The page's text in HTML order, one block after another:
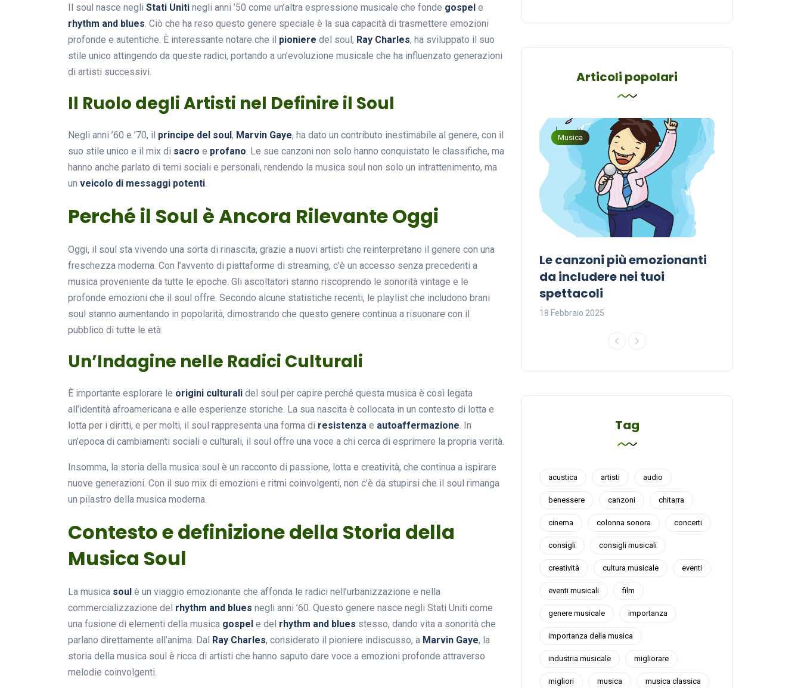
Il soul nasce negli Stati Uniti negli anni ’50 come un’altra espressione musicale che fonde gospel e
rhythm and blues. Ciò che ha reso questo genere speciale è la sua capacità di trasmettere emozioni
profonde e autentiche. È interessante notare che il pioniere del soul, Ray Charles, ha sviluppato il suo
stile unico attingendo da queste radici, portando a un’evoluzione musicale che ha influenzato generazioni
di artisti successivi.
Il Ruolo degli Artisti nel Definire il Soul
Negli anni ’60 e ’70, il principe del soul, Marvin Gaye, ha dato un contributo inestimabile al genere, con il
suo stile unico e il mix di sacro e profano. Le sue canzoni non solo hanno conquistato le classifiche, ma
hanno anche parlato di temi sociali e personali, rendendo la musica soul non solo un intrattenimento, ma
un veicolo di messaggi potenti.
Perché il Soul è Ancora Rilevante Oggi
Oggi, il soul sta vivendo una sorta di rinascita, grazie a nuovi artisti che reinterpretano il genere con una
freschezza moderna. Con l’avvento di piattaforme di streaming, c’è un accesso senza precedenti a
musica proveniente da tutte le epoche. Gli ascoltatori stanno riscoprendo le sonorità vintage e le
profonde emozioni che il soul offre. Secondo alcune statistiche recenti, le playlist che includono brani
soul stanno aumentando in popolarità, dimostrando che questo genere continua a risuonare con il
pubblico di tutte le età.
Un’Indagine nelle Radici Culturali
È importante esplorare le origini culturali del soul per capire perché questa musica è così legata
all’identità afroamericana e alle esperienze storiche. La sua nascita è collocata in un contesto di lotta e
lotta per i diritti, e per molti, il soul rappresenta una forma di resistenza e autoaffermazione. In
un’epoca di cambiamenti sociali e culturali, il soul offre una voce a chi cerca di esprimere la propria verità.
Insomma, la storia della musica soul è un racconto di passione, lotta e creatività, che continua a ispirare
nuove generazioni. Con il suo mix di emozioni e ritmi coinvolgenti, non c’è da stupirsi che il soul rimanga
un pilastro della musica moderna.
Contesto e definizione della Storia della
Musica Soul
La musica soul è un viaggio emozionante che affonda le radici nell’urbanizzazione e nella
commercializzazione del rhythm and blues negli anni ’60. Questo genere nasce negli Stati Uniti come
una fusione di elementi della musica gospel e del rhythm and blues stesso, dando vita a sonorità che
parlano direttamente all’anima. Dal Ray Charles, considerato il pioniere indiscusso, a Marvin Gaye, la
storia della musica soul è ricca di artisti che hanno saputo dare voce a emozioni profonde attraverso
melodie coinvolgenti.
Articoli popolari
Musica
Musicoterapia: un
approccio innovativo per la
cura dei disturbi del sonno
18 Febbraio 2025
Musica
Le canzoni più emozionanti
da includere nei tuoi
spettacoli
18 Febbraio 2025
Tag
acustica artisti audio
benessere canzoni chitarra
cinema colonna sonora concerti
consigli consigli musicali
creatività cultura musicale eventi
eventi musicali film
genere musicale importanza
importanza della musica
industria musicale migliorare
migliori musica musica classica